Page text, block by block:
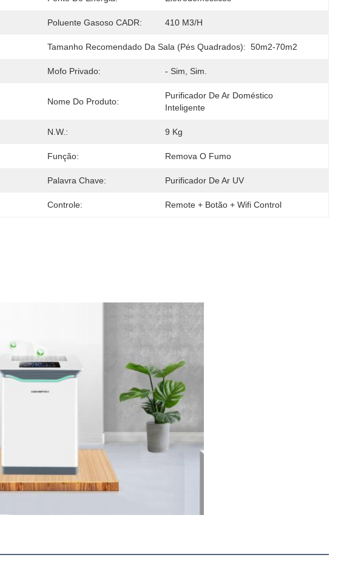
Poluente Gasoso CADR: 410 M3/h
Tamanho Recomendado Da Sala (pés Quadrados): 50m2-70m2
Mofo Privado: - Sim, Sim.
Nome Do Produto:
Purificador De Ar Doméstico
Inteligente
N.W.: 9 Kg
Função: Remova O Fumo
Palavra Chave: Purificador De Ar UV
Controle: Remote + Botão + Wifi Control